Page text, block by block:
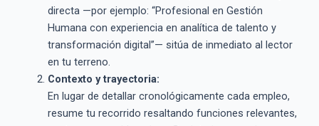
directa —por ejemplo: “Profesional en Gestión
Humana con experiencia en analítica de talento y
transformación digital”— sitúa de inmediato al lector
en tu terreno.
Contexto y trayectoria:
En lugar de detallar cronológicamente cada empleo,
resume tu recorrido resaltando funciones relevantes,